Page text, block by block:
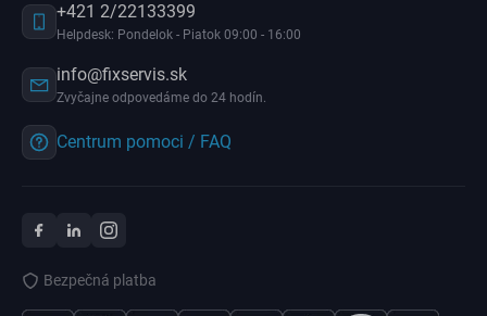
+421 2/22133399
Helpdesk: Pondelok - Piatok 09:00 - 16:00
info@fixservis.sk
Zvyčajne odpovedáme do 24 hodín.
Centrum pomoci / FAQ
Bezpečná platba